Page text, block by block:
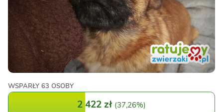
WSPARŁY 63 OSOBY
2 422 zł (37,26%)